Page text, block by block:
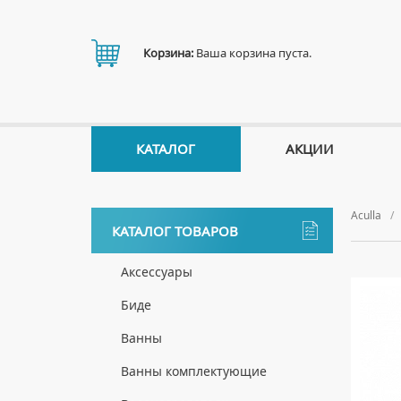
Aculla
КАТАЛОГ ТОВАРОВ
Аксессуары
ДЕРЖАТЕЛИ
Биде
НАПОЛЬНЫЕ БИДЕ
Ванны
АКРИЛОВЫЕ ВАННЫ
Ванны комплектующие
Корзина: Ваша корзина пуста.
КАТАЛОГ АКЦИИ